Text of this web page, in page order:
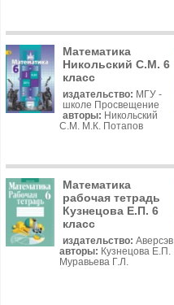
Математика
Никольский С.М. 6
класс
издательство: МГУ -
школе Просвещение
авторы: Никольский
С.М. М.К. Потапов
Математика
рабочая тетрадь
Кузнецова Е.П. 6
класс
издательство: Аверсэв
авторы: Кузнецова Е.П.
Муравьева Г.Л.